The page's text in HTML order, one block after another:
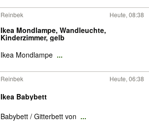
Reinbek Heute, 08:38
Ikea Mondlampe, Wandleuchte,
Kinderzimmer, gelb
Ikea Mondlampe ...
Reinbek Heute, 06:38
Ikea Babybett
Babybett / Gitterbett von ...